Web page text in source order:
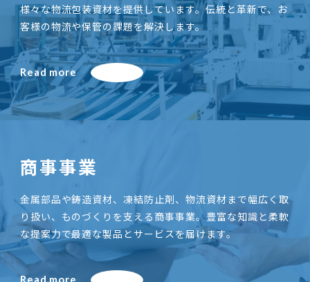
様々な物流包装資材を提供しています。伝統と革新で、お
客様の物流や保管の課題を解決します。
Read more
商事事業
金属部品や鋳造資材、凍結防止剤、物流資材まで幅広く取
り扱い、ものづくりを支える商事事業。豊富な知識と柔軟
な提案力で最適な製品とサービスを届けます。
Read more